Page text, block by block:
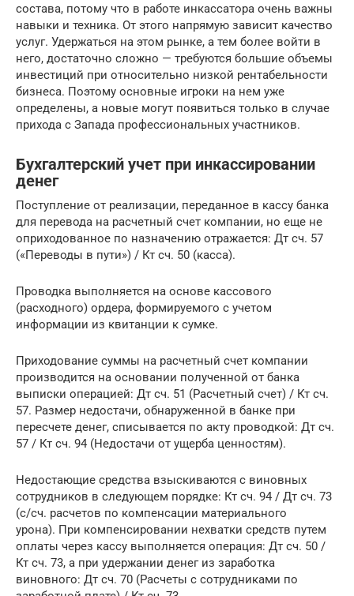
состава, потому что в работе инкассатора очень важны
навыки и техника. От этого напрямую зависит качество
услуг. Удержаться на этом рынке, а тем более войти в
него, достаточно сложно — требуются большие объемы
инвестиций при относительно низкой рентабельности
бизнеса. Поэтому основные игроки на нем уже
определены, а новые могут появиться только в случае
прихода с Запада профессиональных участников.
Бухгалтерский учет при инкассировании
денег
Поступление от реализации, переданное в кассу банка
для перевода на расчетный счет компании, но еще не
оприходованное по назначению отражается: Дт сч. 57
(«Переводы в пути») / Кт сч. 50 (касса).
Проводка выполняется на основе кассового
(расходного) ордера, формируемого с учетом
информации из квитанции к сумке.
Приходование суммы на расчетный счет компании
производится на основании полученной от банка
выписки операцией: Дт сч. 51 (Расчетный счет) / Кт сч.
57. Размер недостачи, обнаруженной в банке при
пересчете денег, списывается по акту проводкой: Дт сч.
57 / Кт сч. 94 (Недостачи от ущерба ценностям).
Недостающие средства взыскиваются с виновных
сотрудников в следующем порядке: Кт сч. 94 / Дт сч. 73
(с/сч. расчетов по компенсации материального
урона). При компенсировании нехватки средств путем
оплаты через кассу выполняется операция: Дт сч. 50 /
Кт сч. 73, а при удержании денег из заработка
виновного: Дт сч. 70 (Расчеты с сотрудниками по